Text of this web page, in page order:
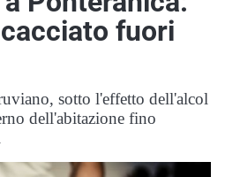
fuori
sotto l'effetto dell'alcol
dell'abitazione fino